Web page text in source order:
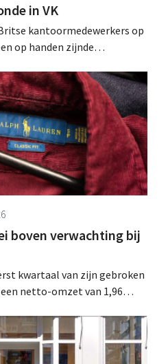
in VK
kantoormedewerkers op
op handen zijnde
ingrepen in Nederland, België
jobs verloren gingen.
boven verwachting bij
kwartaal van zijn gebroken
netto-omzet van 1,96
beter dan verwachte start
vooruitzichten voor het